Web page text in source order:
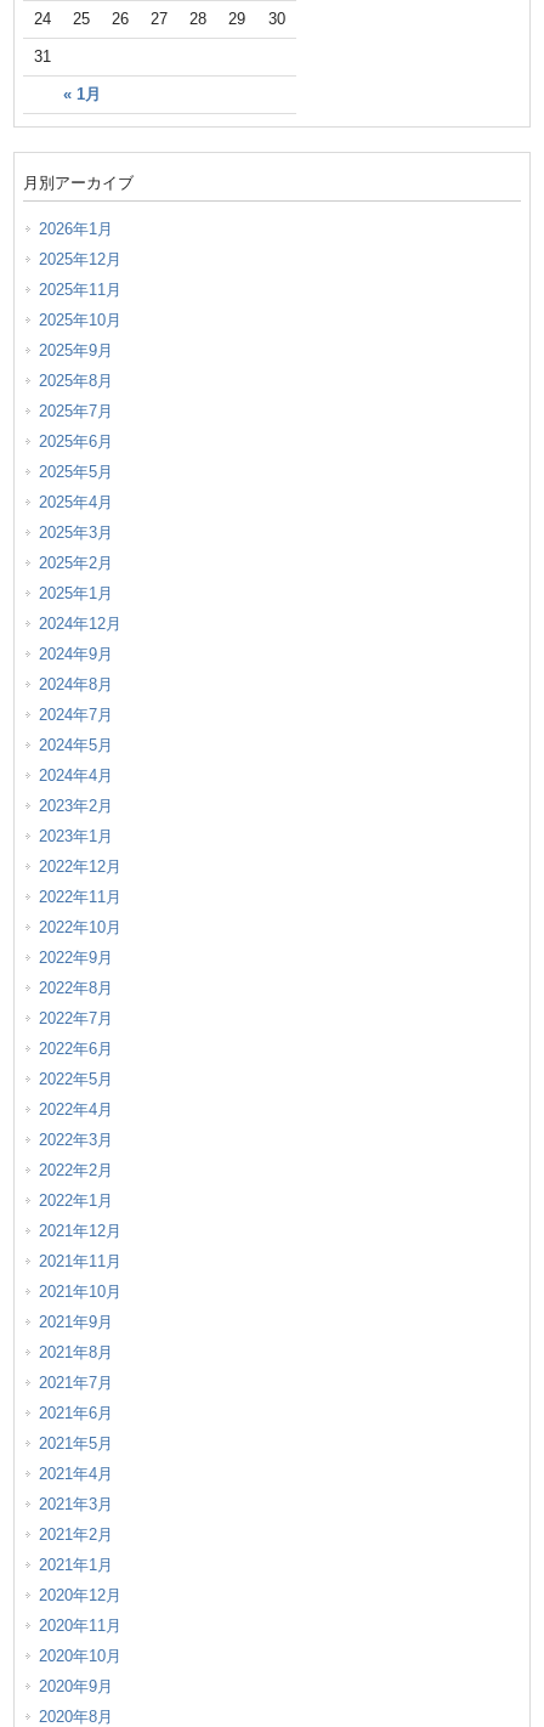
« 1月
24 25 26 27 28 29 30
31
月別アーカイブ
2026年1月
2025年12月
2025年11月
2025年10月
2025年9月
2025年8月
2025年7月
2025年6月
2025年5月
2025年4月
2025年3月
2025年2月
2025年1月
2024年12月
2024年9月
2024年8月
2024年7月
2024年5月
2024年4月
2023年2月
2023年1月
2022年12月
2022年11月
2022年10月
2022年9月
2022年8月
2022年7月
2022年6月
2022年5月
2022年4月
2022年3月
2022年2月
2022年1月
2021年12月
2021年11月
2021年10月
2021年9月
2021年8月
2021年7月
2021年6月
2021年5月
2021年4月
2021年3月
2021年2月
2021年1月
2020年12月
2020年11月
2020年10月
2020年9月
2020年8月